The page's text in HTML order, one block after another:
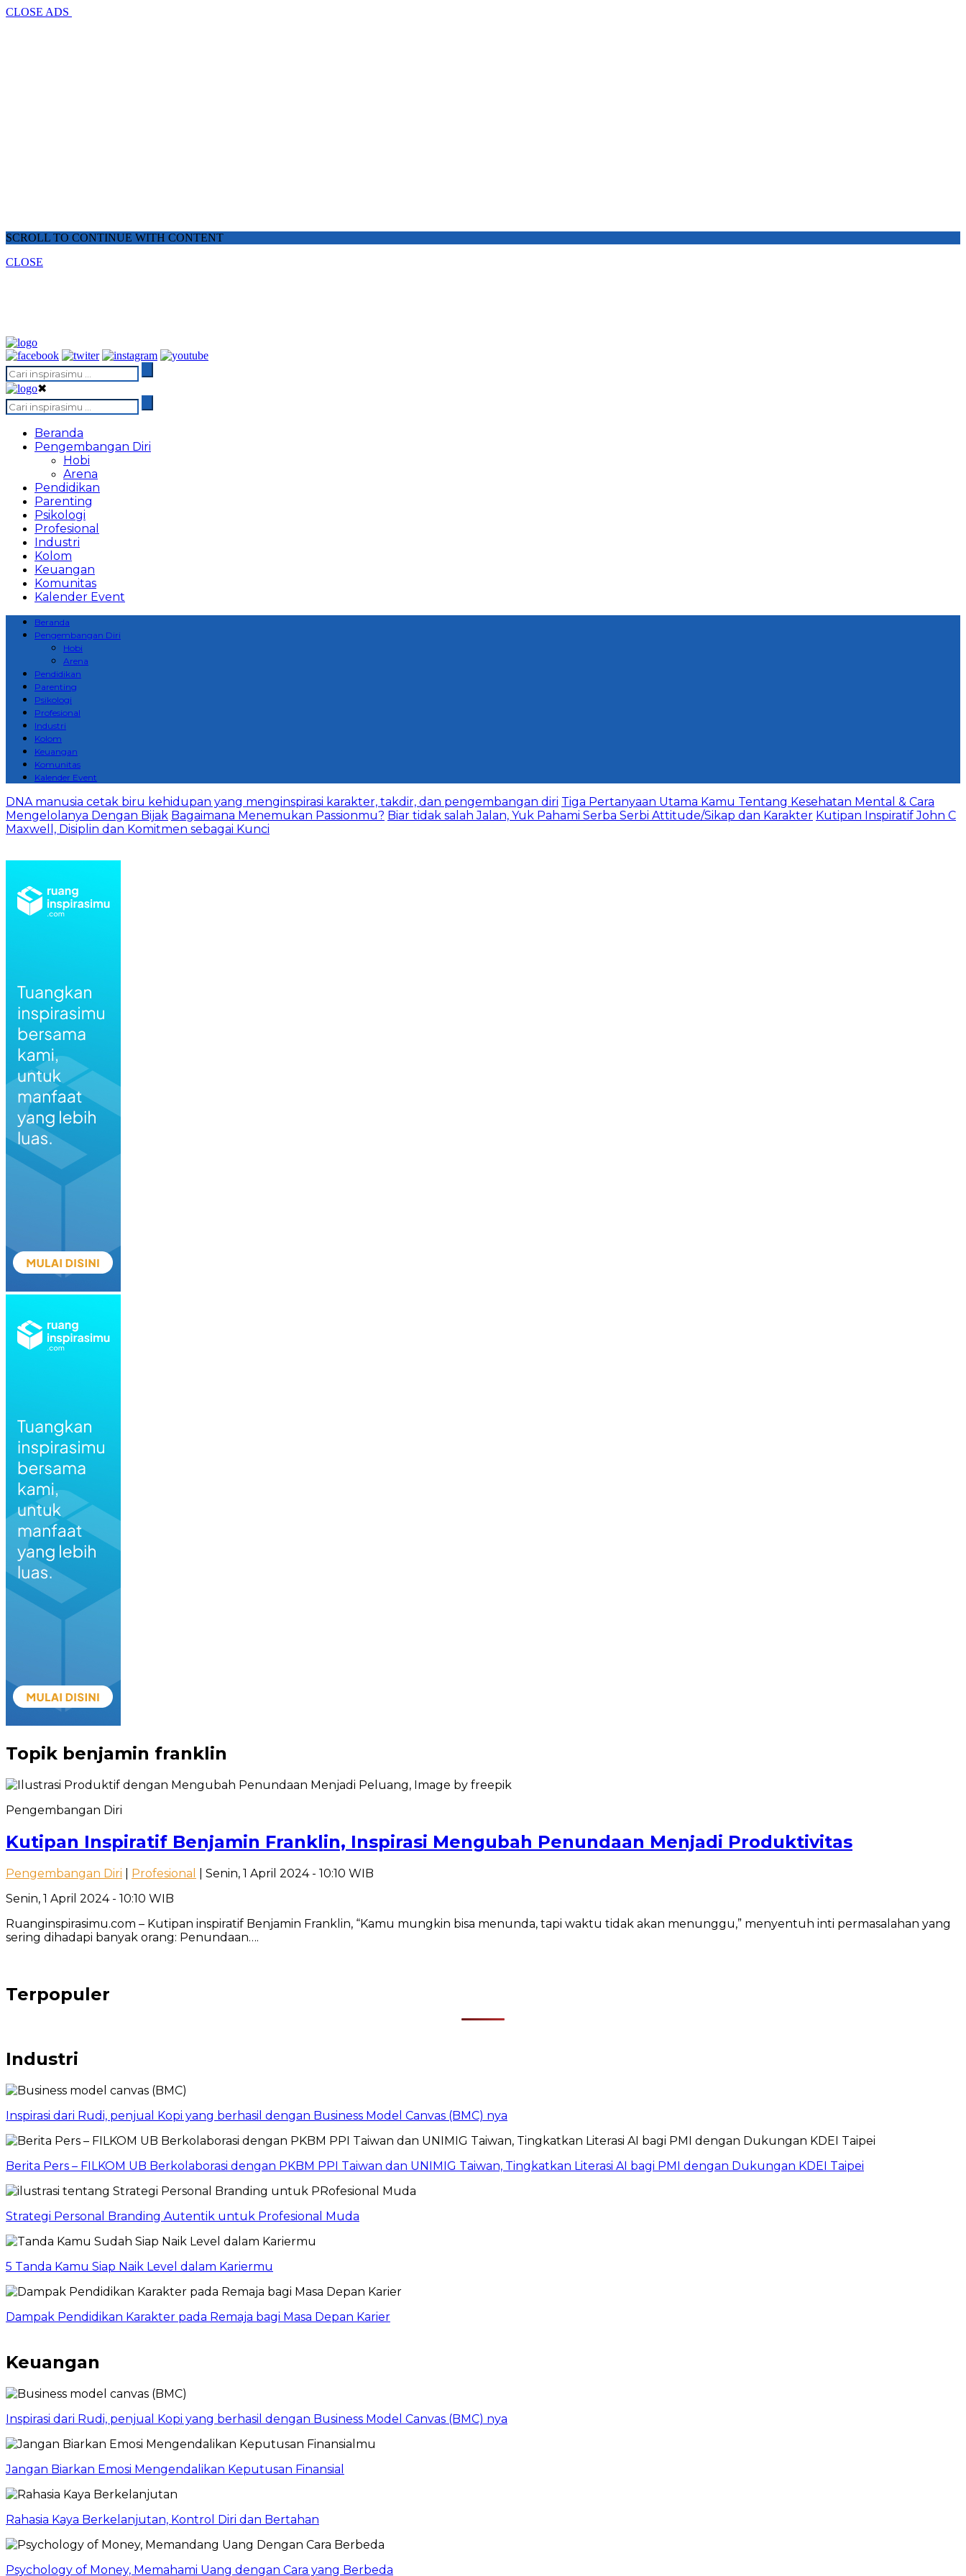
CLOSE ADS
SCROLL TO CONTINUE WITH CONTENT
CLOSE
✖
Beranda
Pengembangan Diri
Hobi
Arena
Pendidikan
Parenting
Psikologi
Profesional
Industri
Kolom
Keuangan
Komunitas
Kalender Event
Beranda
Pengembangan Diri
Hobi
Arena
Pendidikan
Parenting
Psikologi
Profesional
Industri
Kolom
Keuangan
Komunitas
Kalender Event
DNA manusia cetak biru kehidupan yang menginspirasi karakter, takdir, dan pengembangan diri Tiga Pertanyaan Utama Kamu Tentang Kesehatan Mental & Cara
Mengelolanya Dengan Bijak Bagaimana Menemukan Passionmu? Biar tidak salah Jalan, Yuk Pahami Serba Serbi Attitude/Sikap dan Karakter Kutipan Inspiratif John C
Maxwell, Disiplin dan Komitmen sebagai Kunci
Topik benjamin franklin
Pengembangan Diri
Kutipan Inspiratif Benjamin Franklin, Inspirasi Mengubah Penundaan Menjadi Produktivitas
Pengembangan Diri Profesional
| Senin, 1 April 2024 - 10:10 WIB
Senin, 1 April 2024 - 10:10 WIB
Ruanginspirasimu.com – Kutipan inspiratif Benjamin Franklin, “Kamu mungkin bisa menunda, tapi waktu tidak akan menunggu,” menyentuh inti permasalahan yang
sering dihadapi banyak orang: Penundaan….
Terpopuler
Industri
Inspirasi dari Rudi, penjual Kopi yang berhasil dengan Business Model Canvas (BMC) nya
Berita Pers – FILKOM UB Berkolaborasi dengan PKBM PPI Taiwan dan UNIMIG Taiwan, Tingkatkan Literasi AI bagi PMI dengan Dukungan KDEI Taipei
Strategi Personal Branding Autentik untuk Profesional Muda
5 Tanda Kamu Siap Naik Level dalam Kariermu
Dampak Pendidikan Karakter pada Remaja bagi Masa Depan Karier
Keuangan
Inspirasi dari Rudi, penjual Kopi yang berhasil dengan Business Model Canvas (BMC) nya
Jangan Biarkan Emosi Mengendalikan Keputusan Finansial
Rahasia Kaya Berkelanjutan, Kontrol Diri dan Bertahan
Psychology of Money, Memahami Uang dengan Cara yang Berbeda